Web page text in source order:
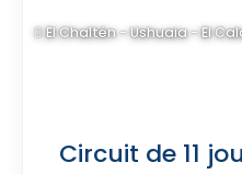
El Chaltén - Ushuaia - El
Circuit de 11